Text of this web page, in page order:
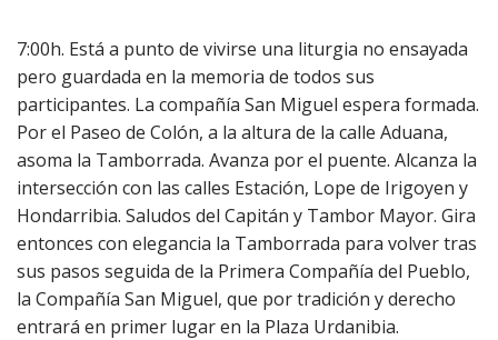
7:00h. Está a punto de vivirse una liturgia no ensayada
pero guardada en la memoria de todos sus
participantes. La compañía San Miguel espera formada.
Por el Paseo de Colón, a la altura de la calle Aduana,
asoma la Tamborrada. Avanza por el puente. Alcanza la
intersección con las calles Estación, Lope de Irigoyen y
Hondarribia. Saludos del Capitán y Tambor Mayor. Gira
entonces con elegancia la Tamborrada para volver tras
sus pasos seguida de la Primera Compañía del Pueblo,
la Compañía San Miguel, que por tradición y derecho
entrará en primer lugar en la Plaza Urdanibia.